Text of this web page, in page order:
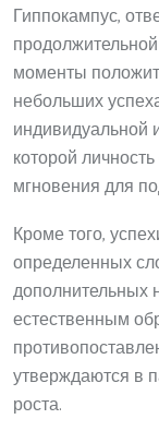
Гиппокампус,
моменты
небольших
индивидуальной
которой
мгновения для
Кроме того,
определенных
дополнительных
естественным
утверждаются в
роста.